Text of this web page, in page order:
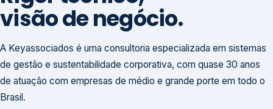
visão de negócio.
A Keyassociados é uma consultoria especializada em sistemas
de gestão e sustentabilidade corporativa, com quase 30 anos
de atuação com empresas de médio e grande porte em todo o
Brasil.